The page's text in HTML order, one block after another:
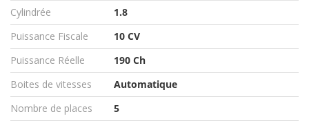
Cylindrée
1.8
Puissance Fiscale
10 CV
Puissance Réelle
190 Ch
Boites de vitesses
Automatique
Nombre de places
5